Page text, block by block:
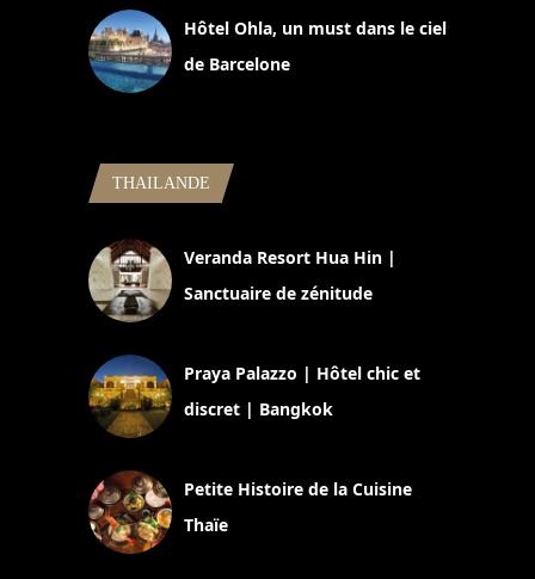
Hôtel Ohla, un must dans le ciel
de Barcelone
THAILANDE
Veranda Resort Hua Hin |
Sanctuaire de zénitude
Praya Palazzo | Hôtel chic et
discret | Bangkok
Petite Histoire de la Cuisine
Thaïe